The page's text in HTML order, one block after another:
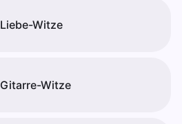
Liebe-Witze
Gitarre-Witze